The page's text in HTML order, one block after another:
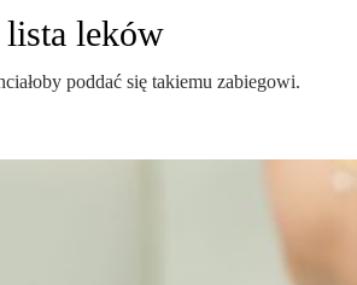
lista leków
poddać się takiemu zabiegowi.